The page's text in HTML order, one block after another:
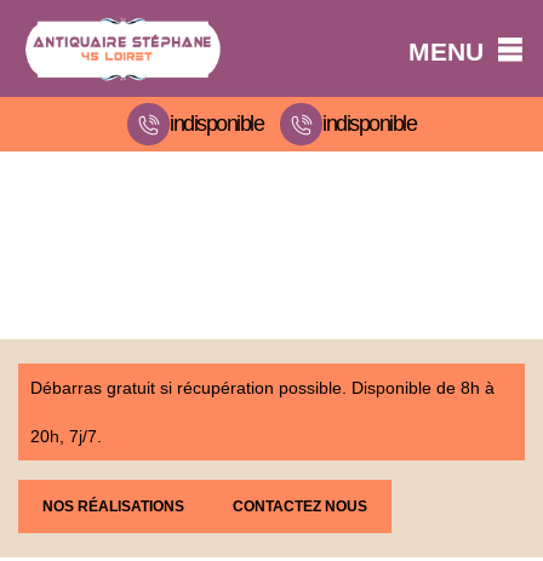
MENU
indisponible indisponible
Débarras gratuit si récupération possible. Disponible de 8h à
20h, 7j/7.
NOS RÉALISATIONS CONTACTEZ NOUS